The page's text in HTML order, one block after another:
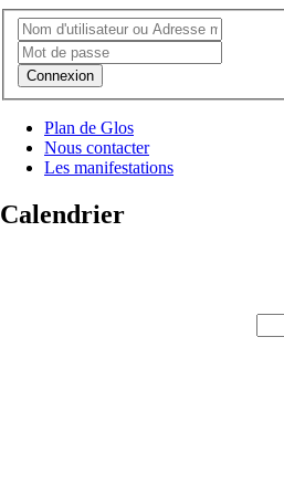
Connexion
Plan de Glos
Nous contacter
Les manifestations
Calendrier